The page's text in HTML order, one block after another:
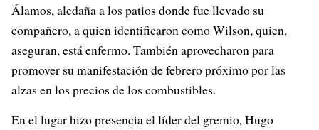
Álamos, aledaña a los patios donde fue llevado su
compañero, a quien identificaron como Wilson, quien,
aseguran, está enfermo. También aprovecharon para
promover su manifestación de febrero próximo por las
alzas en los precios de los combustibles.
En el lugar hizo presencia el líder del gremio, Hugo